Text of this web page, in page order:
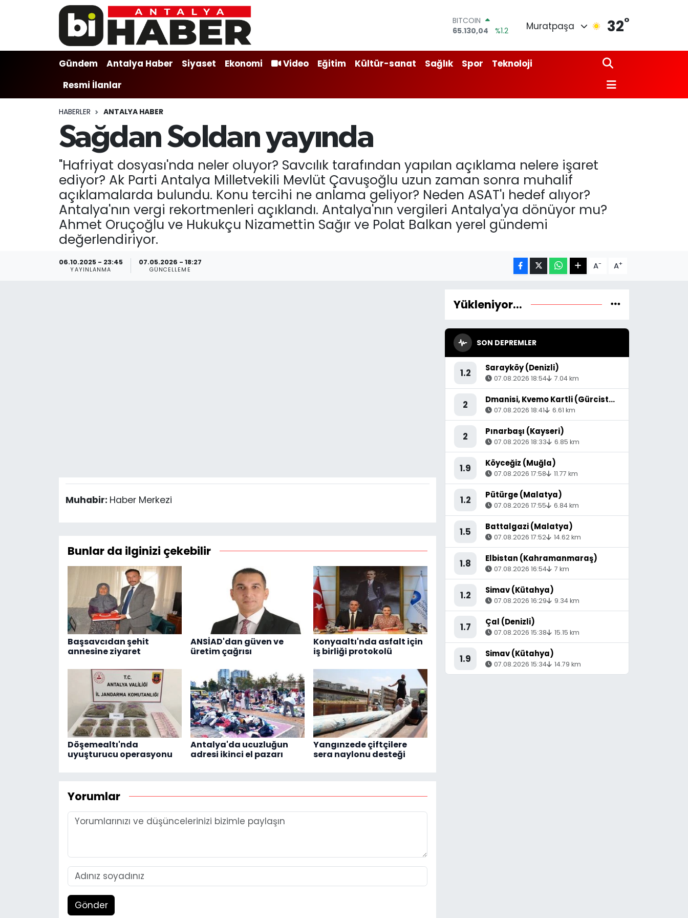
BITCOIN
65.130,04
%1.2
47,7106
%0.17
EURO
55,1652
Muratpaşa 32°
Gündem Antalya Haber Siyaset Ekonomi Video Eğitim Kültür-sanat Sağlık Spor
Teknoloji
Resmi İlanlar
HABERLER ANTALYA HABER
Sağdan Soldan yayında
"Hafriyat dosyası'nda neler oluyor? Savcılık tarafından yapılan açıklama nelere işaret
ediyor? Ak Parti Antalya Milletvekili Mevlüt Çavuşoğlu uzun zaman sonra muhalif
açıklamalarda bulundu. Konu tercihi ne anlama geliyor? Neden ASAT'ı hedef alıyor?
Antalya'nın vergi rekortmenleri açıklandı. Antalya'nın vergileri Antalya'ya dönüyor mu?
Ahmet Oruçoğlu ve Hukukçu Nizamettin Sağır ve Polat Balkan yerel gündemi
değerlendiriyor.
06.10.2025 - 23:45
YAYINLANMA
07.05.2026 - 18:27
GÜNCELLEME A- A+
Muhabir: Haber Merkezi
Bunlar da ilginizi çekebilir
Başsavcıdan şehit
annesine ziyaret
ANSİAD'dan güven ve
üretim çağrısı
Konyaaltı'nda asfalt için
iş birliği protokolü
Döşemealtı'nda
uyuşturucu operasyonu
Antalya'da ucuzluğun
adresi ikinci el pazarı
Yangınzede çiftçilere
sera naylonu desteği
Yorumlar
Gönder
Yükleniyor...
SON DEPREMLER
1.2 Sarayköy (Denizli)
07.08.2026 18:54 7.04 km
2 Dmanisi, Kvemo Kartli (Gürcistan) - [53.36 km] Akyaka (Kars)
07.08.2026 18:41 6.61 km
2 Pınarbaşı (Kayseri)
07.08.2026 18:33 6.85 km
1.9 Köyceğiz (Muğla)
07.08.2026 17:58 11.77 km
1.2 Pütürge (Malatya)
07.08.2026 17:55 6.84 km
1.5 Battalgazi (Malatya)
07.08.2026 17:52 14.62 km
1.8 Elbistan (Kahramanmaraş)
07.08.2026 16:54 7 km
1.2 Simav (Kütahya)
07.08.2026 16:29 9.34 km
1.7 Çal (Denizli)
07.08.2026 15:38 15.15 km
1.9 Simav (Kütahya)
07.08.2026 15:34 14.79 km
Gündem
Antalya Haber
Siyaset
Ekonomi
Kültür-sanat
Gündem
Antalya Haber
Siyaset
Ekonomi
Kültür-sanat
Teknoloji
Muratpaşa Nöbetçi Eczaneler
Muratpaşa Hava Durumu
Muratpaşa Trafik Yoğunluk Haritası
Süper Lig Puan Durumu ve Fikstür
Tüm Manşetler
Son Dakika Haberleri
Haber Arşivi